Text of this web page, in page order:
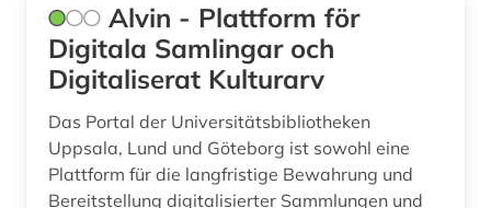
Alvin - Plattform för
Digitala Samlingar och
Digitaliserat Kulturarv
Das Portal der Universitätsbibliotheken
Uppsala, Lund und Göteborg ist sowohl eine
Plattform für die langfristige Bewahrung und
Bereitstellung digitalisierter Sammlungen und